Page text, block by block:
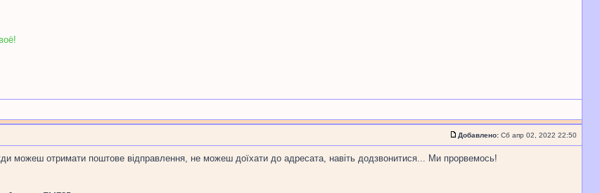
Добавлено: Сб апр 02, 2022 22:50
можеш отримати поштове відправлення, не можеш доїхати до адресата, навіть додзвонитися... Ми прорвемось!